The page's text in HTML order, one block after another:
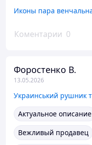
Коментарии 0
Форостенко В.
13.05.2026
Актуальное описание
Вежливый продавец